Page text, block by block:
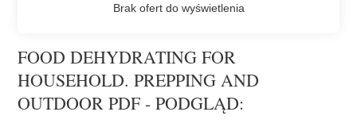
FOOD DEHYDRATING FOR
HOUSEHOLD. PREPPING AND
OUTDOOR PDF - PODGLĄD: